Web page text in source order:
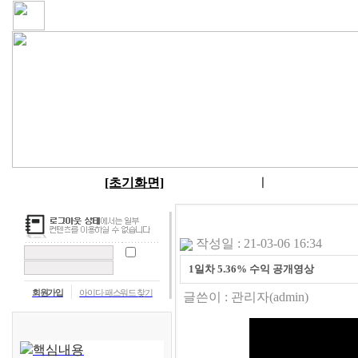
[초기화면]
회원가입 아이디·패스워드 찾기
핵심내용
작성일 : 21-03-06 16:34
1일차 5.36% 수익 공개영상
글쓴이 : 관리자(admin)